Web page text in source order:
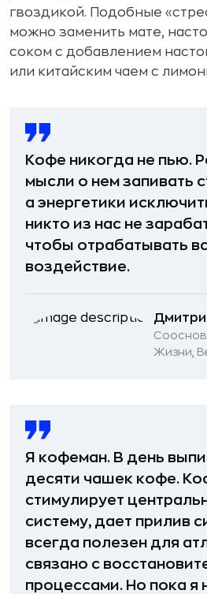
гвоздикой. Подобные
можно заменить мате,
соком с добавлением
или китайским чаем с
Кофе никогда не пью.
мысли о нем запивать
а энергетики
никто из нас не
чтобы отрабатывать
воздействие.
Жизни,
Я кофеман. В день
десяти чашек кофе.
стимулирует
систему, дает прилив
всегда полезен для
связано с
процессами. Но пока я